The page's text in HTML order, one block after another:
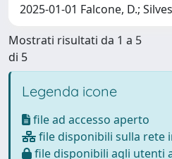
2025-01-01 Falcone, D.;
Mostrati risultati da 1 a 5
di 5
Legenda icone
file ad accesso aperto
file disponibili sulla rete
file disponibili agli utenti